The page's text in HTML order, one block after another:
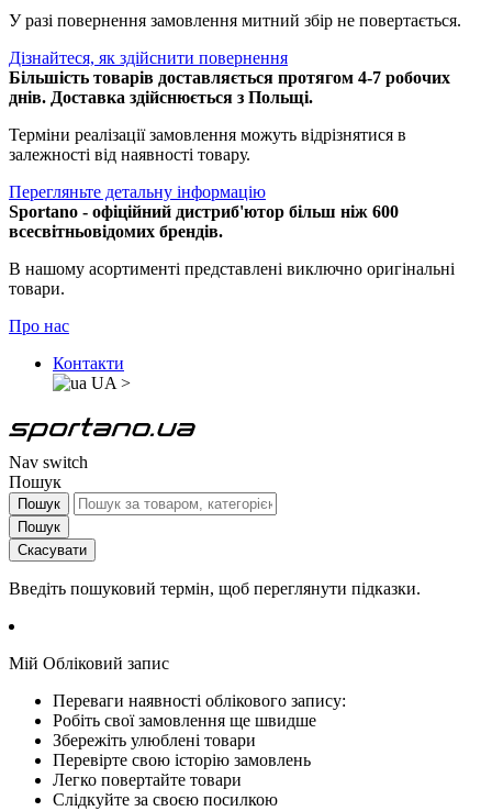
У разі повернення замовлення митний збір не повертається.
Дізнайтеся, як здійснити повернення
Більшість товарів доставляється протягом 4-7 робочих
днів. Доставка здійснюється з Польщі.
Терміни реалізації замовлення можуть відрізнятися в
залежності від наявності товару.
Перегляньте детальну інформацію
Sportano - офіційний дистриб'ютор більш ніж 600
всесвітньовідомих брендів.
В нашому асортименті представлені виключно оригінальні
товари.
Про нас
Контакти
UA >
Nav switch
Пошук
Пошук
Пошук
Скасувати
Введіть пошуковий термін, щоб переглянути підказки.
Мій Обліковий запис
Переваги наявності облікового запису:
Робіть свої замовлення ще швидше
Збережіть улюблені товари
Перевірте свою історію замовлень
Легко повертайте товари
Слідкуйте за своєю посилкою